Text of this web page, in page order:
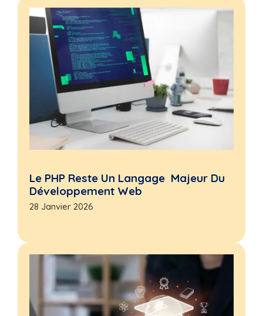
Le PHP Reste Un Langage Majeur Du
Développement Web
28 Janvier 2026